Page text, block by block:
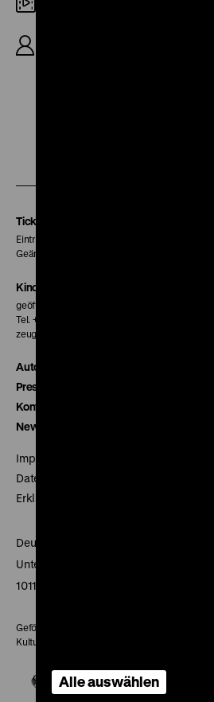
Tickets
Eintritt 5 €
Geänderte Preise sind im Programm vermerkt.
Kinokasse
geöffnet 30 Minuten vor Beginn der ersten
Tel. + 49 30 20304-770
zeughauskino@dhm.de
Autor*innen
Presse
Kontakt
Newsletter
Impressum
Datenschutz
Erklärung digitale Barrierefreiheit
Deutsches Historisches Museum
Unter den Linden 2
10117 Berlin
Gefördert mit Mitteln des Beauftragten der
Kultur und Medien
Alle auswählen